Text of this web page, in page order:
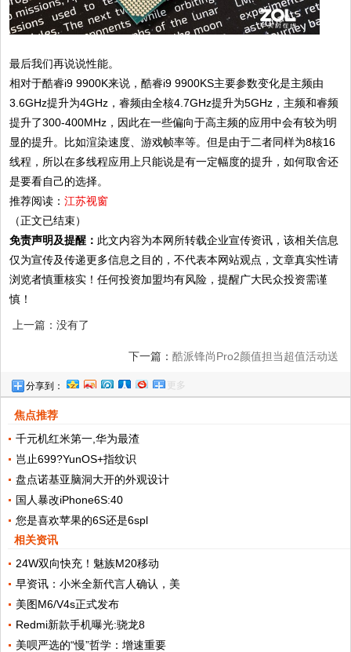
最后我们再说说性能。
相对于酷睿i9 9900K来说，酷睿i9 9900KS主要参数变化是主频由
3.6GHz提升为4GHz，睿频由全核4.7GHz提升为5GHz，主频和睿频
提升了300-400MHz，因此在一些偏向于高主频的应用中会有较为明
显的提升。比如渲染速度、游戏帧率等。但是由于二者同样为8核16
线程，所以在多线程应用上只能说是有一定幅度的提升，如何取舍还
是要看自己的选择。
推荐阅读：江苏视窗
（正文已结束）
免责声明及提醒： 此文内容为本网所转载企业宣传资讯，该相关信息
仅为宣传及传递更多信息之目的，不代表本网站观点，文章真实性请
浏览者慎重核实！任何投资加盟均有风险，提醒广大民众投资需谨
慎！
上一篇：没有了
下一篇： 酷派锋尚Pro2颜值担当超值活动送
分享到： 更多
焦点推荐
千元机红米第一,华为最渣
岂止699?YunOS+指纹识
盘点诺基亚脑洞大开的外观设计
国人暴改iPhone6S:40
您是喜欢苹果的6S还是6spl
相关资讯
24W双向快充！魅族M20移动
早资讯：小米全新代言人确认，美
美图M6/V4s正式发布
Redmi新款手机曝光:骁龙8
美呗严选的“慢”哲学：增速重要